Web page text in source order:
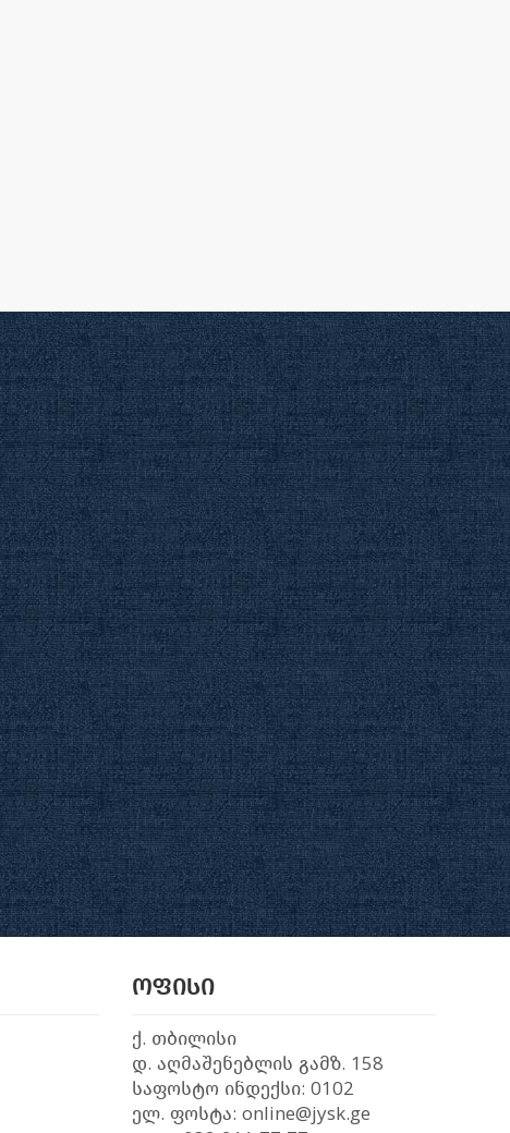
ოფისი
ქ. თბილისი
დ. აღმაშენებლის გამზ. 158
საფოსტო ინდექსი: 0102
ელ. ფოსტა: online@jysk.ge